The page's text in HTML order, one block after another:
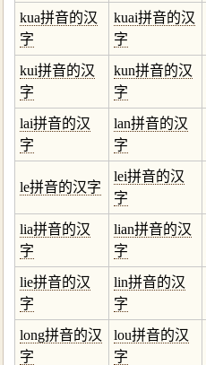
kua拼音的汉
字
kuai拼音的汉
字
kui拼音的汉
字
kun拼音的汉
字
lai拼音的汉
字
lan拼音的汉
字
le拼音的汉字
lei拼音的汉
字
lia拼音的汉
字
lian拼音的汉
字
lie拼音的汉
字
lin拼音的汉
字
long拼音的汉
字
lou拼音的汉
字